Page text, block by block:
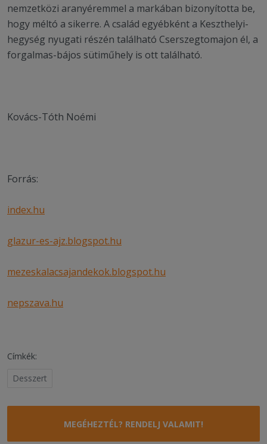
nemzetközi aranyéremmel a markában bizonyította be,
hogy méltó a sikerre. A család egyébként a Keszthelyi-
hegység nyugati részén található Cserszegtomajon él, a
forgalmas-bájos sütiműhely is ott található.
Kovács-Tóth Noémi
Forrás:
index.hu
glazur-es-ajz.blogspot.hu
mezeskalacsajandekok.blogspot.hu
nepszava.hu
Címkék:
Desszert
MEGÉHEZTÉL? RENDELJ VALAMIT!